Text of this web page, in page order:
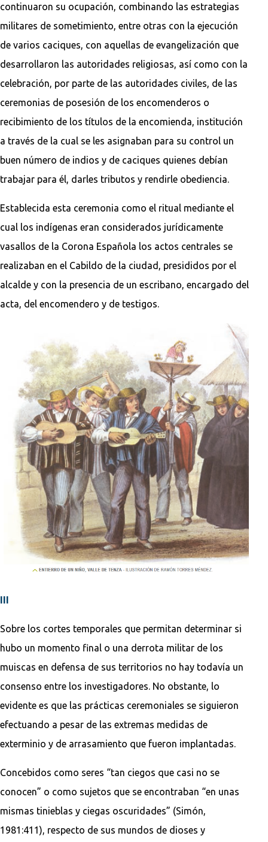
continuaron su ocupación, combinando las estrategias
militares de sometimiento, entre otras con la ejecución
de varios caciques, con aquellas de evangelización que
desarrollaron las autoridades religiosas, así como con la
celebración, por parte de las autoridades civiles, de las
ceremonias de posesión de los encomenderos o
recibimiento de los títulos de la encomienda, institución
a través de la cual se les asignaban para su control un
buen número de indios y de caciques quienes debían
trabajar para él, darles tributos y rendirle obediencia.
Establecida esta ceremonia como el ritual mediante el
cual los indígenas eran considerados jurídicamente
vasallos de la Corona Española los actos centrales se
realizaban en el Cabildo de la ciudad, presididos por el
alcalde y con la presencia de un escribano, encargado del
acta, del encomendero y de testigos.
III
Sobre los cortes temporales que permitan determinar si
hubo un momento final o una derrota militar de los
muiscas en defensa de sus territorios no hay todavía un
consenso entre los investigadores. No obstante, lo
evidente es que las prácticas ceremoniales se siguieron
efectuando a pesar de las extremas medidas de
exterminio y de arrasamiento que fueron implantadas.
Concebidos como seres “tan ciegos que casi no se
conocen” o como sujetos que se encontraban “en unas
mismas tinieblas y ciegas oscuridades” (Simón,
1981:411), respecto de sus mundos de dioses y